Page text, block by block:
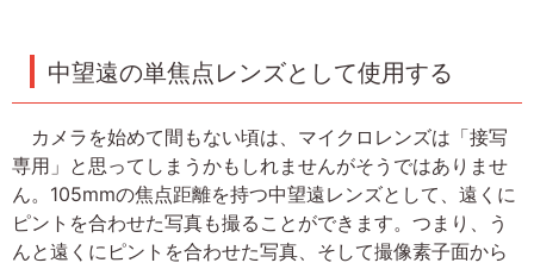
中望遠の単焦点レンズとして使用する
カメラを始めて間もない頃は、マイクロレンズは「接写
専用」と思ってしまうかもしれませんがそうではありませ
ん。105mmの焦点距離を持つ中望遠レンズとして、遠くに
ピントを合わせた写真も撮ることができます。つまり、う
んと遠くにピントを合わせた写真、そして撮像素子面から